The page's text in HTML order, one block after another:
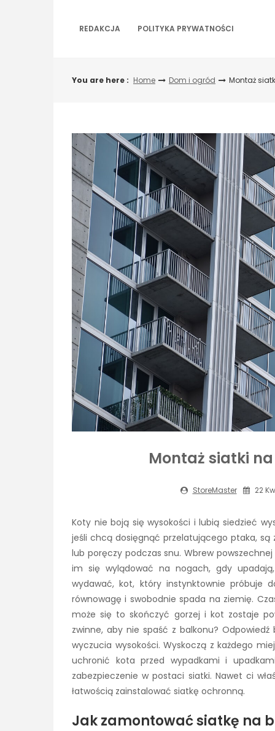
REDAKCJA POLITYKA PRYWATNOŚCI
You are here : Home Dom i ogród Montaż
Montaż siatki
StoreMaster 22
Koty nie boją się wysokości i lubią siedzieć
jeśli chcą dosięgnąć przelatującego ptaka, są
lub poręczy podczas snu. Wbrew
im się wylądować na nogach, gdy
wydawać, kot, który instynktownie próbuje
równowagę i swobodnie spada na ziemię.
może się to skończyć gorzej i kot zostaje
zwinne, aby nie spaść z balkonu?
wyczucia wysokości. Wyskoczą z każdego
uchronić kota przed wypadkami i
zabezpieczenie w postaci siatki. Nawet ci
łatwością zainstalować siatkę ochronną.
Jak zamontować siatkę na